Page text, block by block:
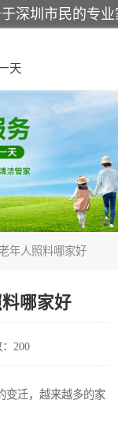
天
年人照料哪家好
哪家好
200
变迁，越来越多的家